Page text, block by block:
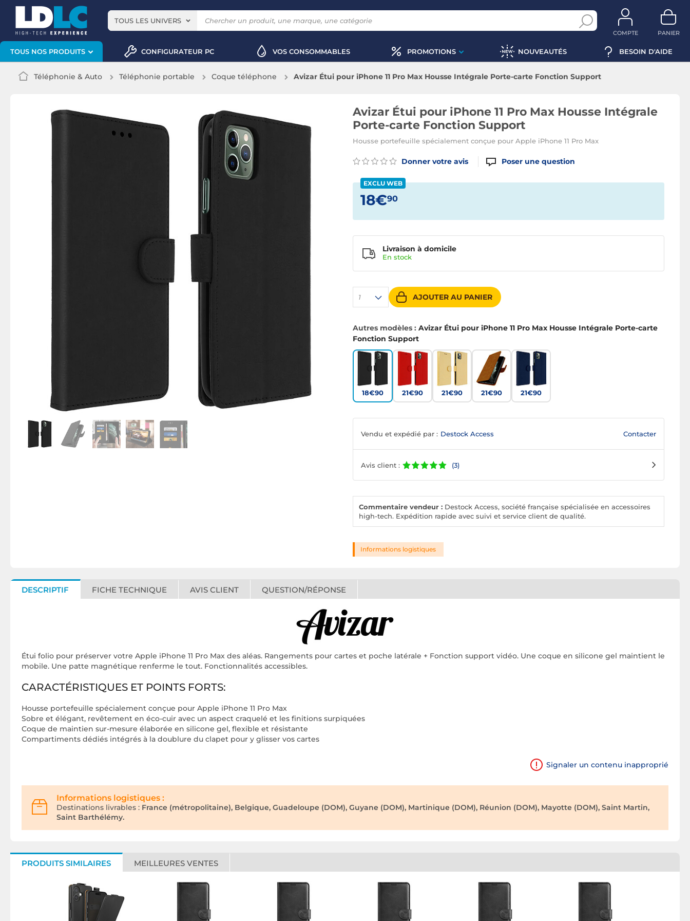
TOUS LES UNIVERS
COMPTE PANIER
TOUS NOS PRODUITS CONFIGURATEUR PC VOS CONSOMMABLES PROMOTIONS NOUVEAUTÉS BESOIN D'AIDE
Téléphonie & Auto Téléphonie portable Coque téléphone Avizar Étui pour iPhone 11 Pro Max Housse Intégrale Porte-carte Fonction Support
Avizar Étui pour iPhone 11 Pro Max Housse Intégrale
Porte-carte Fonction Support
Housse portefeuille spécialement conçue pour Apple iPhone 11 Pro Max
Donner votre avis Poser une question
EXCLU WEB
18€90
1 AJOUTER AU PANIER
Livraison à domicile
En stock
Autres modèles : Avizar Étui pour iPhone 11 Pro Max Housse Intégrale Porte-carte
Fonction Support
18€90 21€90 21€90 21€90 21€90
Vendu et expédié par : Destock Access Contacter
Avis client : (3)
Commentaire vendeur : Destock Access, société française spécialisée en accessoires
high-tech. Expédition rapide avec suivi et service client de qualité.
Informations logistiques
DESCRIPTIF FICHE TECHNIQUE AVIS CLIENT QUESTION/RÉPONSE
Étui folio pour préserver votre Apple iPhone 11 Pro Max des aléas. Rangements pour cartes et poche latérale + Fonction support vidéo. Une coque en silicone gel maintient le
mobile. Une patte magnétique renferme le tout. Fonctionnalités accessibles.
CARACTÉRISTIQUES ET POINTS FORTS:
Housse portefeuille spécialement conçue pour Apple iPhone 11 Pro Max
Sobre et élégant, revêtement en éco-cuir avec un aspect craquelé et les finitions surpiquées
Coque de maintien sur-mesure élaborée en silicone gel, flexible et résistante
Compartiments dédiés intégrés à la doublure du clapet pour y glisser vos cartes
Signaler un contenu inapproprié
Informations logistiques :
Destinations livrables : France (métropolitaine), Belgique, Guadeloupe (DOM), Guyane (DOM), Martinique (DOM), Réunion (DOM), Mayotte (DOM), Saint Martin,
Saint Barthélémy.
PRODUITS SIMILAIRES MEILLEURES VENTES